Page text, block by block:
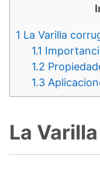
1 La Varilla
1.1
1.2
1.3
La